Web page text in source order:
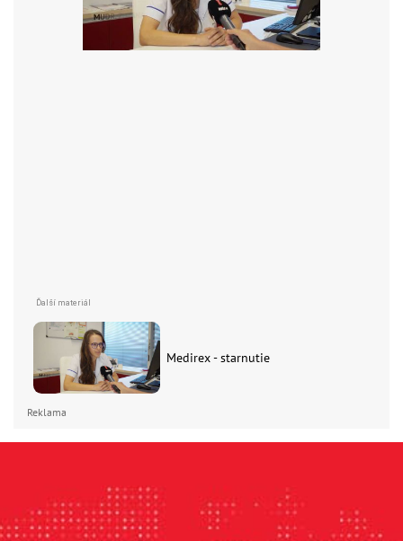
Medirex - starnutie
Reklama